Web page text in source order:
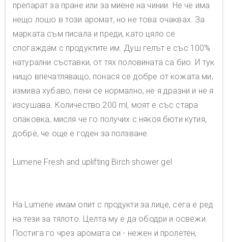
препарат за пране или за миене на чинии. Не че има
нещо лошо в този аромат, но не това очаквах. За
марката съм писала и преди, като цяло се
спогаждам с продуктите им. Душ гелът е със 100%
натурални съставки, от тях половината са био. И тук
нищо впечатляващо, понася се добре от кожата ми,
измива хубаво, пени се нормално, не я дразни и не я
изсушава. Количество 200 ml, моят е със стара
опаковка, мисля че го получих с някоя бюти кутия,
добре, че още е годен за ползване.
Lumene Fresh and uplifting Birch shower gel
На Lumene имам опит с продукти за лице, сега е ред
на тези за тялото. Целта му е да ободри и освежи.
Постига го чрез аромата си - нежен и пролетен,